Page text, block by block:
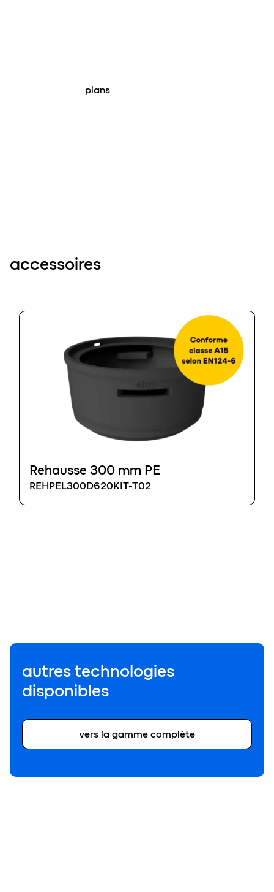
plans
accessoires
Rehausse 300 mm PE
REHPEL300D620KIT-T02
autres technologies
disponibles
vers la gamme complète